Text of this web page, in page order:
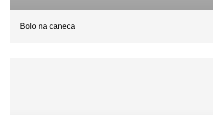
Bolo na caneca